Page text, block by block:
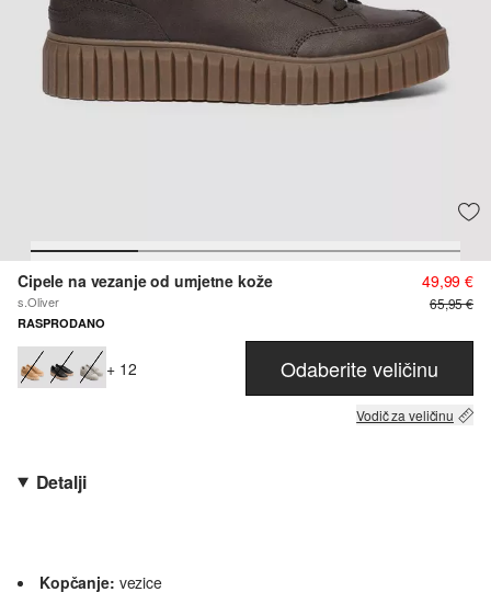
Cipele na vezanje od umjetne kože
s.Oliver
49,99 €
65,95 €
RASPRODANO
+ 12 Odaberite veličinu
Vodič za veličinu
Detalji
Kopčanje: vezice